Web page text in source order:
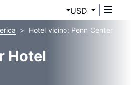
USD
Hotel vicino: Penn Center
Hotel